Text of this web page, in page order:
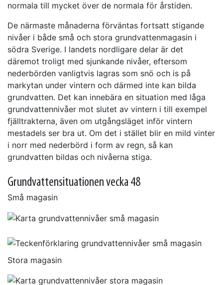
normala till mycket över de normala för årstiden.
De närmaste månaderna förväntas fortsatt stigande
nivåer i både små och stora grundvattenmagasin i
södra Sverige. I landets nordligare delar är det
däremot troligt med sjunkande nivåer, eftersom
nederbörden vanligtvis lagras som snö och is på
markytan under vintern och därmed inte kan bilda
grundvatten. Det kan innebära en situation med låga
grundvattennivåer mot slutet av vintern i till exempel
fjälltrakterna, även om utgångsläget inför vintern
mestadels ser bra ut. Om det i stället blir en mild vinter
i norr med nederbörd i form av regn, så kan
grundvatten bildas och nivåerna stiga.
Grundvattensituationen vecka 48
Små magasin
Stora magasin